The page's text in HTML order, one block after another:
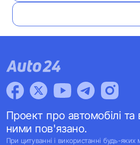
Проект про автомобілі
ними пов'язано.
При цитуванні і використанні будь-яких